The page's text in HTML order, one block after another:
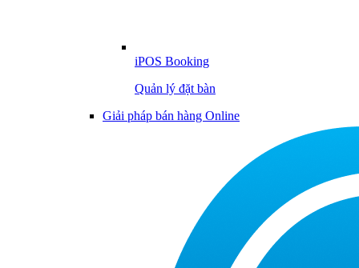
iPOS Booking
Quản lý đặt bàn
Giải pháp bán hàng Online